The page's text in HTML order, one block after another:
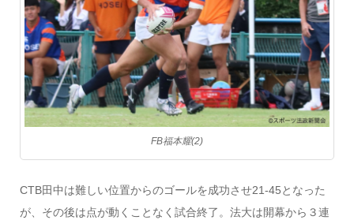
FB福本耀(2)
CTB田中は難しい位置からのゴールを成功させ21-45となった
が、その後は点が動くことなく試合終了。法大は開幕から３連